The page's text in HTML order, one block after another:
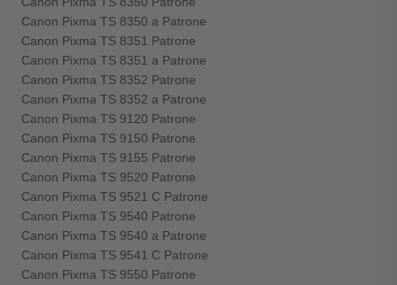
Canon Pixma TS 8350 a Patrone
Canon Pixma TS 8351 Patrone
Canon Pixma TS 8351 a Patrone
Canon Pixma TS 8352 Patrone
Canon Pixma TS 8352 a Patrone
Canon Pixma TS 9120 Patrone
Canon Pixma TS 9150 Patrone
Canon Pixma TS 9155 Patrone
Canon Pixma TS 9520 Patrone
Canon Pixma TS 9521 C Patrone
Canon Pixma TS 9540 Patrone
Canon Pixma TS 9540 a Patrone
Canon Pixma TS 9541 C Patrone
Canon Pixma TS 9550 Patrone